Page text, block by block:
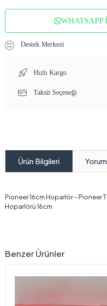
WHATSAPP
Destek Merkezi
Hızlı Kargo
Taksit Seçeneği
Ürün Bilgileri
Pioneer 16cm Hoparlör – Pioneer
Hoparlörü 16cm
Benzer Ürünler